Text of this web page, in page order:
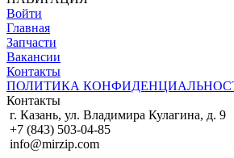
Войти
Главная
Запчасти
Вакансии
Контакты
ПОЛИТИКА
Контакты
г. Казань, ул. Владимира Кулагина, д. 9
+7 (843) 503-04-85
info@mirzip.com